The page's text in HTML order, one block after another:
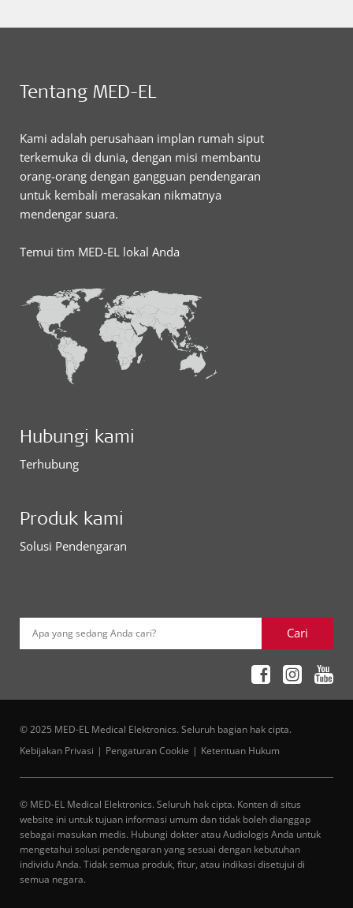
Tentang MED-EL
Kami adalah perusahaan implan rumah siput
terkemuka di dunia, dengan misi membantu
orang-orang dengan gangguan pendengaran
untuk kembali merasakan nikmatnya
mendengar suara.
Temui tim MED-EL lokal Anda
Hubungi kami
Terhubung
Produk kami
Solusi Pendengaran
Apa yang sedang Anda cari? Cari
© 2025 MED-EL Medical Elektronics. Seluruh bagian hak cipta.
Kebijakan Privasi
Pengaturan Cookie Ketentuan Hukum
© MED-EL Medical Elektronics. Seluruh hak cipta. Konten di situs
website ini untuk tujuan informasi umum dan tidak boleh dianggap
sebagai masukan medis. Hubungi dokter atau Audiologis Anda untuk
mengetahui solusi pendengaran yang sesuai dengan kebutuhan
individu Anda. Tidak semua produk, fitur, atau indikasi disetujui di
semua negara.